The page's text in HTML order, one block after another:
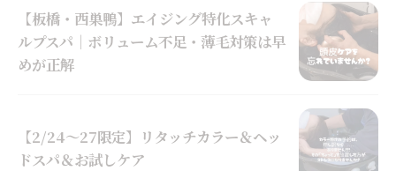
【板橋・西巣鴨】エイジング特化スキャ
ルプスパ｜ボリューム不足・薄毛対策は早
めが正解
【2/24～27限定】リタッチカラー＆ヘッ
ドスパ＆お試しケア